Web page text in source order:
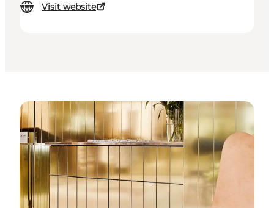
Visit website